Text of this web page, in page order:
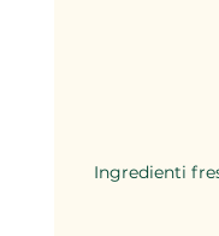
Ingredienti